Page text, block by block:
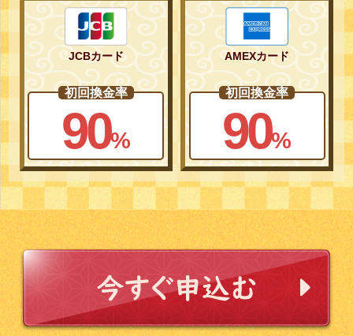
JCBカード
初回換金率
90%
AMEXカード
初回換金率
90%